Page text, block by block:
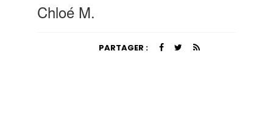
Chloé M.
PARTAGER :